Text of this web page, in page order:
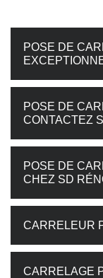
POSE DE
POSE DE
CONTACTEZ
POSE DE
CHEZ SD
CARRELEUR
CARRELAGE